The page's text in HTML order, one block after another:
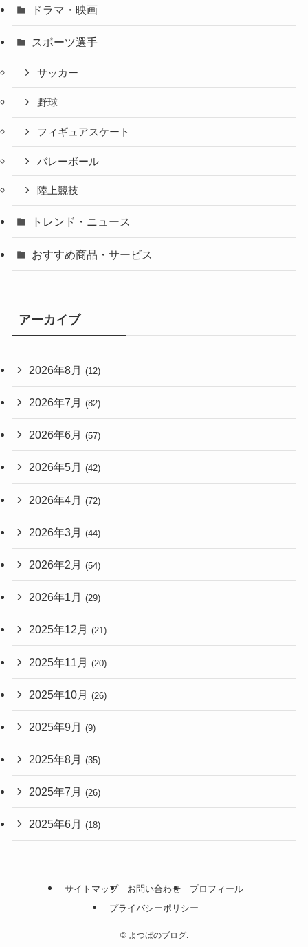
ドラマ・映画
スポーツ選手
サッカー
野球
フィギュアスケート
バレーボール
陸上競技
トレンド・ニュース
おすすめ商品・サービス
アーカイブ
2026年8月 (12)
2026年7月 (82)
2026年6月 (57)
2026年5月 (42)
2026年4月 (72)
2026年3月 (44)
2026年2月 (54)
2026年1月 (29)
2025年12月 (21)
2025年11月 (20)
2025年10月 (26)
2025年9月 (9)
2025年8月 (35)
2025年7月 (26)
2025年6月 (18)
サイトマップ お問い合わせ
プロフィール
プライバシーポリシー
©よつばのブログ.